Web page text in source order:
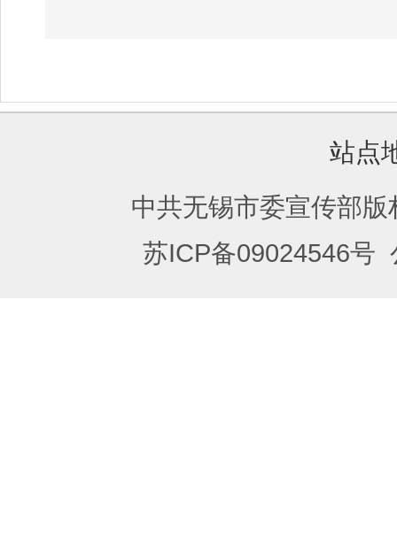
站点
中共无锡市委宣传部
苏ICP备09024546号